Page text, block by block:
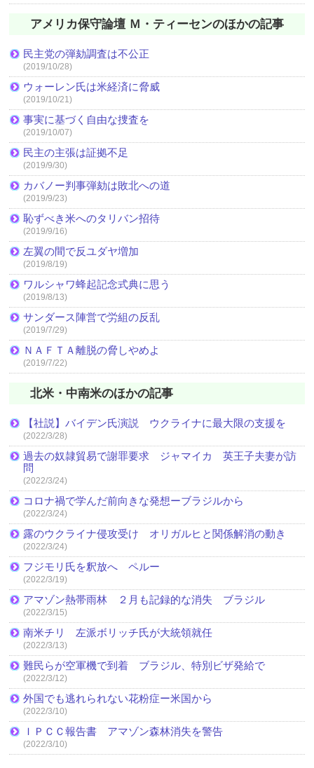
アメリカ保守論壇 Ｍ・ティーセンのほかの記事
民主党の弾劾調査は不公正
(2019/10/28)
ウォーレン氏は米経済に脅威
(2019/10/21)
事実に基づく自由な捜査を
(2019/10/07)
民主の主張は証拠不足
(2019/9/30)
カバノー判事弾劾は敗北への道
(2019/9/23)
恥ずべき米へのタリバン招待
(2019/9/16)
左翼の間で反ユダヤ増加
(2019/8/19)
ワルシャワ蜂起記念式典に思う
(2019/8/13)
サンダース陣営で労組の反乱
(2019/7/29)
ＮＡＦＴＡ離脱の脅しやめよ
(2019/7/22)
北米・中南米のほかの記事
【社説】バイデン氏演説 ウクライナに最大限の支援を
(2022/3/28)
過去の奴隷貿易で謝罪要求 ジャマイカ 英王子夫妻が訪
問
(2022/3/24)
コロナ禍で学んだ前向きな発想ーブラジルから
(2022/3/24)
露のウクライナ侵攻受け オリガルヒと関係解消の動き
(2022/3/24)
フジモリ氏を釈放へ ペルー
(2022/3/19)
アマゾン熱帯雨林 ２月も記録的な消失 ブラジル
(2022/3/15)
南米チリ 左派ボリッチ氏が大統領就任
(2022/3/13)
難民らが空軍機で到着 ブラジル、特別ビザ発給で
(2022/3/12)
外国でも逃れられない花粉症ー米国から
(2022/3/10)
ＩＰＣＣ報告書 アマゾン森林消失を警告
(2022/3/10)